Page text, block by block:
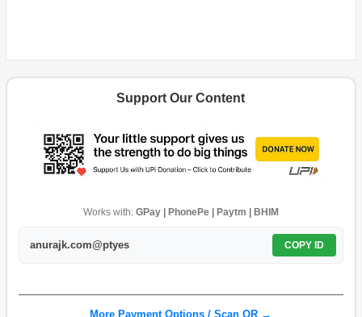
Support Our Content
Works with: GPay | PhonePe | Paytm | BHIM
anurajk.com@ptyes COPY ID
More Payment Options / Scan QR →